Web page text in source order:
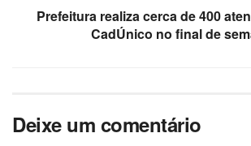
Prefeitura realiza cerca de 400
CadÚnico no final de
Deixe um comentário